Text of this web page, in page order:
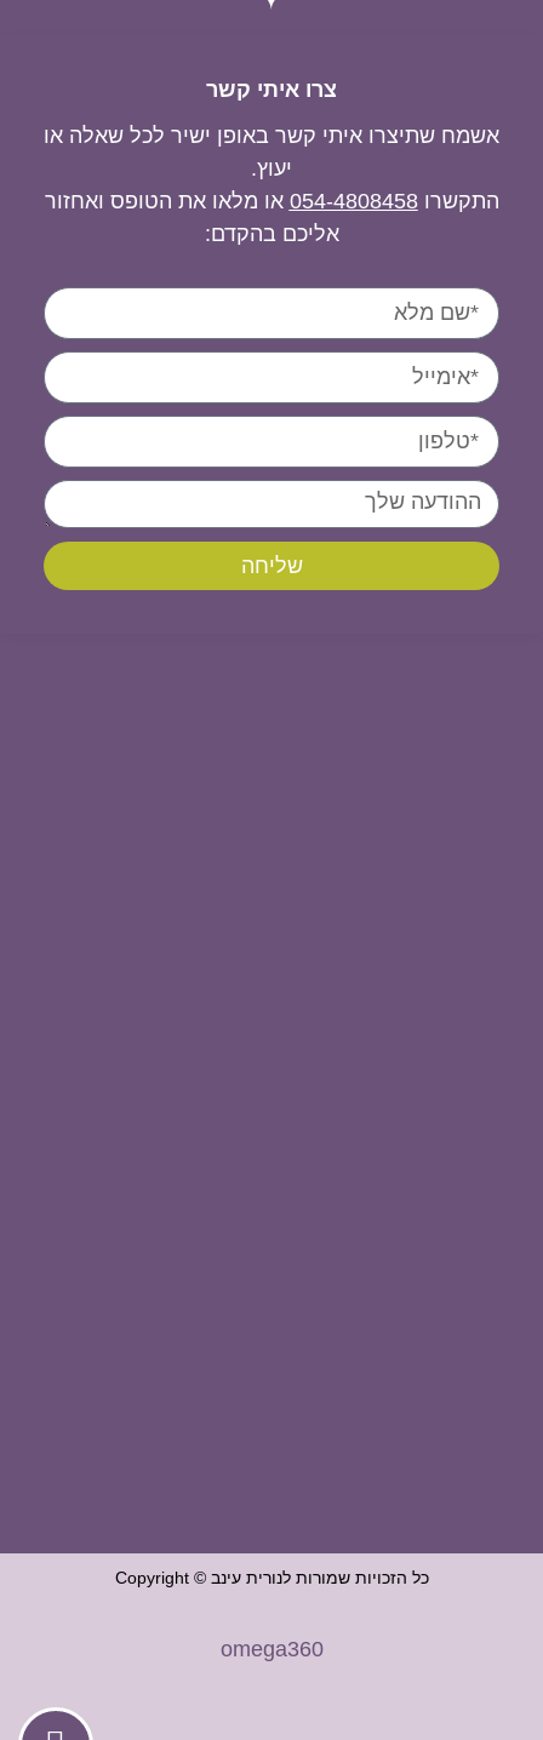
צרו איתי קשר
אשמח שתיצרו איתי קשר באופן ישיר לכל שאלה או
יעוץ.
התקשרו054-4808458 או מלאו את הטופס ואחזור
אליכם בהקדם:
שליחה
כל הזכויות שמורות לנורית עינב © Copyright
omega360